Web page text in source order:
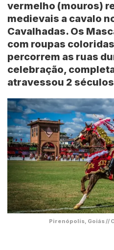
vermelho (mouros)
medievais a cavalo
Cavalhadas. Os
com roupas
percorrem as ruas
celebração,
atravessou 2
Pirenópolis, Goiás //